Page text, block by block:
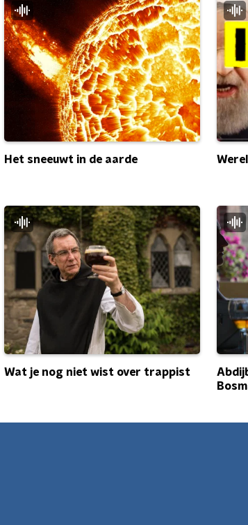
Het sneeuwt in de aarde
Wat je nog niet wist over trappist